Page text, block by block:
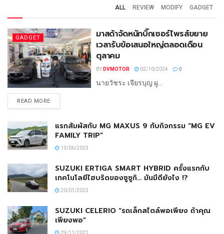
ALL REVIEW MODIFY GADGET
GADGET
มาสด้าจัดหนักบิ๊กเซอร์ไพรส์ขยาย
เวลารับข้อเสนอใหญ่ตลอดเดือน
ตุลาคม
BY DVMOTOR 02/10/2024 0
นายวัชระ เจียรบุญ ผู...
READ MORE
แรกสัมผัสกับ MG MAXUS 9 กับกิจกรรม “MG EV
FAMILY TRIP”
13/06/2023
SUZUKI ERTIGA SMART HYBRID ครั้งแรกกับ
เทคโนโลยีไฮบริดของซูซูกิ… มันมีดียังไง !?
20/01/2023
SUZUKI CELERIO “รถเล็กสไตล์พอเพียง ถ้าคุณ
เพียงพอ”
29/11/2022